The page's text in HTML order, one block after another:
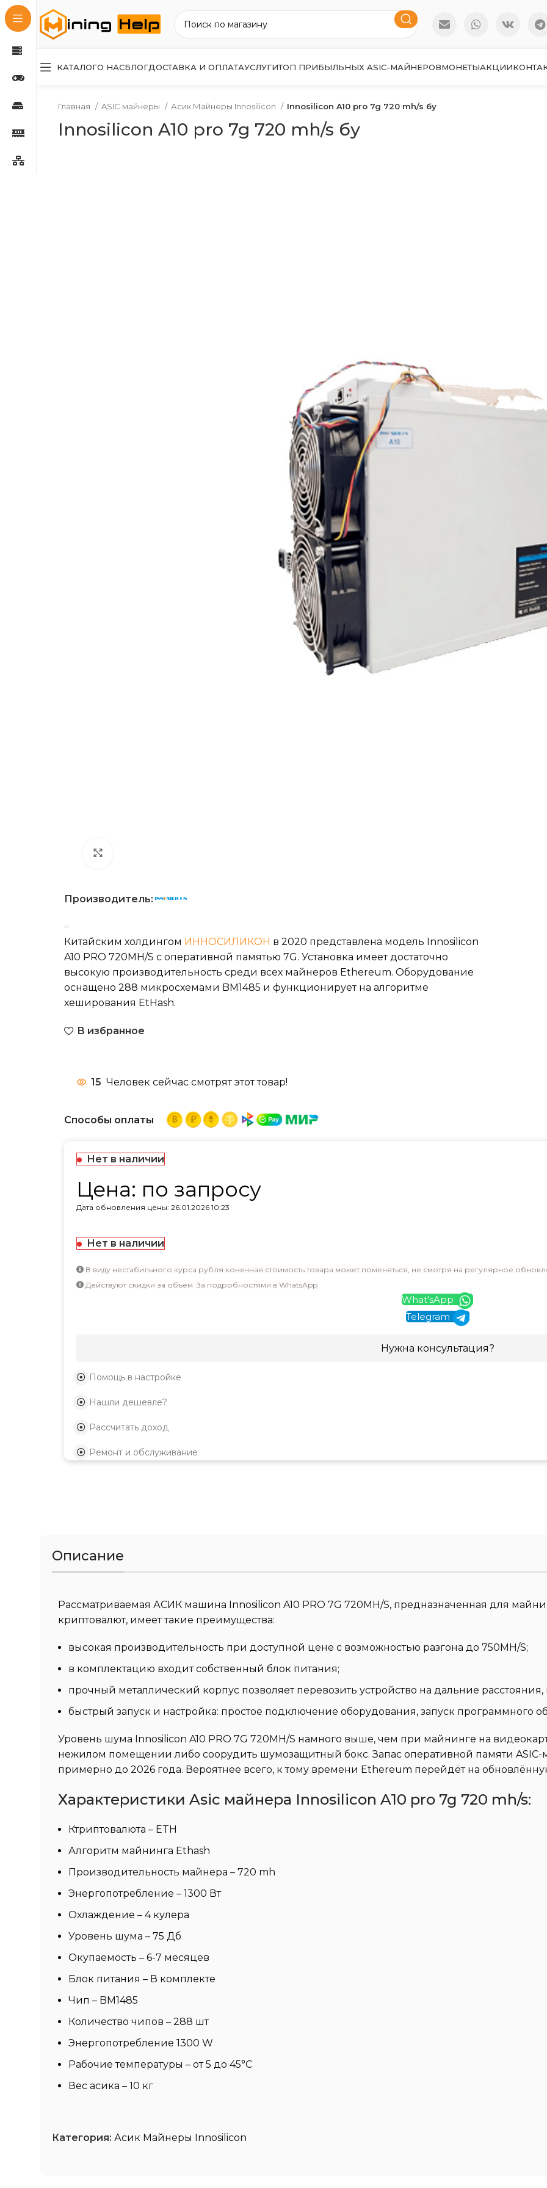
КАТАЛОГО НАСБЛОГДОСТАВКА И ОПЛАТАУСЛУГИТОП ПРИБЫЛЬНЫХ ASIC-МАЙНЕРОВМОНЕТЫАКЦИИ
Главная ASIC майнеры Асик Майнеры Innosilicon Innosilicon A10 pro 7g 720 mh/s бу
Innosilicon A10 pro 7g 720 mh/s бу
Производитель:
Китайским холдингом ИННОСИЛИКОН в 2020 представлена модель Innosilicon
A10 PRO 720MH/S с оперативной памятью 7G. Установка имеет достаточно
высокую производительность среди всех майнеров Ethereum. Оборудование
оснащено 288 микросхемами BM1485 и функционирует на алгоритме
хеширования EtHash.
В избранное
15 Человек сейчас смотрят этот товар!
Способы оплаты
Нет в наличии
Цена: по запросу
Дата обновления цены: 26.01.2026 10:23
Нет в наличии
В виду нестабильного курса рубля конечная стоимость товара может поменяться, не смотря на регулярное
Действуют скидки за объем. За подробностями в WhatsApp
What'sApp
Telegram
Нужна консультация?
Помощь в настройке
Нашли дешевле?
Рассчитать доход
Ремонт и обслуживание
Описание
Рассматриваемая АСИК машина Innosilicon A10 PRO 7G 720MH/S, предназначенная для
криптовалют, имеет такие преимущества:
высокая производительность при доступной цене с возможностью разгона до 750MH/S;
в комплектацию входит собственный блок питания;
прочный металлический корпус позволяет перевозить устройство на дальние расстояния,
быстрый запуск и настройка: простое подключение оборудования, запуск программного
Уровень шума Innosilicon A10 PRO 7G 720MH/S намного выше, чем при майнинге на
нежилом помещении либо соорудить шумозащитный бокс. Запас оперативной памяти
примерно до 2026 года. Вероятнее всего, к тому времени Ethereum перейдёт на
Характеристики Asic майнера Innosilicon A10 pro 7g 720 mh/s:
Ктриптовалюта – ETH
Алгоритм майнинга Ethash
Производительность майнера – 720 mh
Энергопотребление – 1300 Вт
Охлаждение – 4 кулера
Уровень шума – 75 Дб
Окупаемость – 6-7 месяцев
Блок питания – В комплекте
Чип – BM1485
Количество чипов – 288 шт
Энергопотребление 1300 W
Рабочие температуры – от 5 до 45°C
Вес асика – 10 кг
Категория: Асик Майнеры Innosilicon